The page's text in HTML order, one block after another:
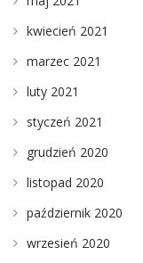
kwiecień 2021
marzec 2021
luty 2021
styczeń 2021
grudzień 2020
listopad 2020
październik 2020
wrzesień 2020